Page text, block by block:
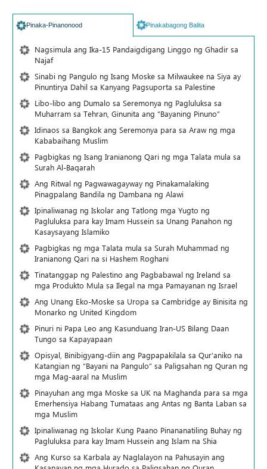
Pinaka-Pinanonood Pinakabagong Balita
Nagsimula ang Ika-15 Pandaigdigang Linggo ng Ghadir sa
Najaf
Sinabi ng Pangulo ng Isang Moske sa Milwaukee na Siya ay
Pinuntirya Dahil sa Kanyang Pagsuporta sa Palestine
Libo-libo ang Dumalo sa Seremonya ng Pagluluksa sa
Muharram sa Tehran, Ginunita ang “Bayaning Pinuno”
Idinaos sa Bangkok ang Seremonya para sa Araw ng mga
Kababaihang Muslim
Pagbigkas ng Isang Iranianong Qari ng mga Talata mula sa
Surah Al-Baqarah
Ang Ritwal ng Pagwawagayway ng Pinakamalaking
Pinagpalang Bandila ng Dambana ng Alawi
Ipinaliwanag ng Iskolar ang Tatlong mga Yugto ng
Pagluluksa para kay Imam Hussein sa Unang Panahon ng
Kasaysayang Islamiko
Pagbigkas ng mga Talata mula sa Surah Muhammad ng
Iranianong Qari na si Hashem Roghani
Tinatanggap ng Palestino ang Pagbabawal ng Ireland sa
mga Produkto Mula sa Ilegal na mga Pamayanan ng Israel
Ang Unang Eko-Moske sa Uropa sa Cambridge ay Binisita ng
Monarko ng United Kingdom
Pinuri ni Papa Leo ang Kasunduang Iran-US Bilang Daan
Tungo sa Kapayapaan
Opisyal, Binibigyang-diin ang Pagpapakilala sa Qur’aniko na
Katangian ng “Bayani na Pangulo” sa Paligsahan ng Quran ng
mga Mag-aaral na Muslim
Pinayuhan ang mga Moske sa UK na Maghanda para sa mga
Emerhensiya Habang Tumataas ang Antas ng Banta Laban sa
mga Muslim
Ipinaliwanag ng Iskolar Kung Paano Pinananatiling Buhay ng
Pagluluksa para kay Imam Hussein ang Islam na Shia
Ang Kurso sa Karbala ay Naglalayon na Pahusayin ang